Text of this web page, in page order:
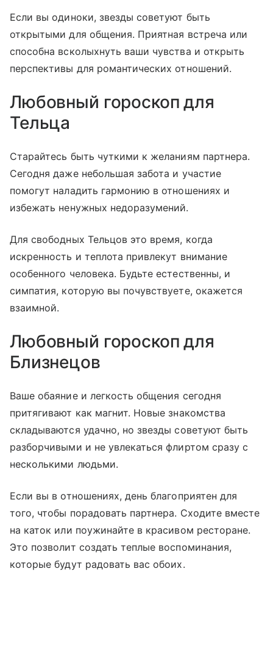
Если вы одиноки, звезды советуют быть
открытыми для общения. Приятная встреча или
способна всколыхнуть ваши чувства и открыть
перспективы для романтических отношений.
Любовный гороскоп для
Тельца
Старайтесь быть чуткими к желаниям партнера.
Сегодня даже небольшая забота и участие
помогут наладить гармонию в отношениях и
избежать ненужных недоразумений.
Для свободных Тельцов это время, когда
искренность и теплота привлекут внимание
особенного человека. Будьте естественны, и
симпатия, которую вы почувствуете, окажется
взаимной.
Любовный гороскоп для
Близнецов
Ваше обаяние и легкость общения сегодня
притягивают как магнит. Новые знакомства
складываются удачно, но звезды советуют быть
разборчивыми и не увлекаться флиртом сразу с
несколькими людьми.
Если вы в отношениях, день благоприятен для
того, чтобы порадовать партнера. Сходите вместе
на каток или поужинайте в красивом ресторане.
Это позволит создать теплые воспоминания,
которые будут радовать вас обоих.